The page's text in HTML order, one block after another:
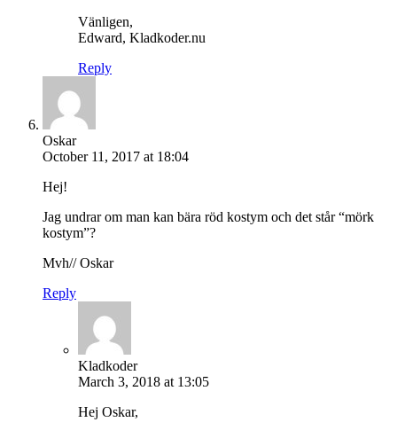
Vänligen,
Edward, Kladkoder.nu
Reply
Oskar
October 11, 2017 at 18:04
Hej!
Jag undrar om man kan bära röd kostym och det står “mörk
kostym”?
Mvh// Oskar
Reply
Kladkoder
March 3, 2018 at 13:05
Hej Oskar,